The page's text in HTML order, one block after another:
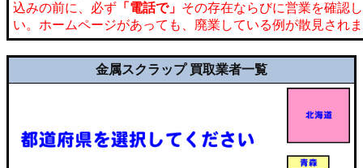
込みの前に、必ず 「電話で」 その存在ならびに営業を確認
い。ホームページがあっても、廃業している例が散見され
金属スクラップ 買取業者一覧